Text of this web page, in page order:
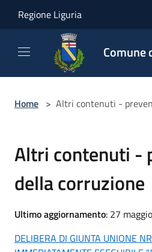
Regione Liguria
Comune
Home > Altri contenuti -
Altri contenuti -
della corruzione
Ultimo aggiornamento: 27
DELIBERA DI GIUNTA UNIONE